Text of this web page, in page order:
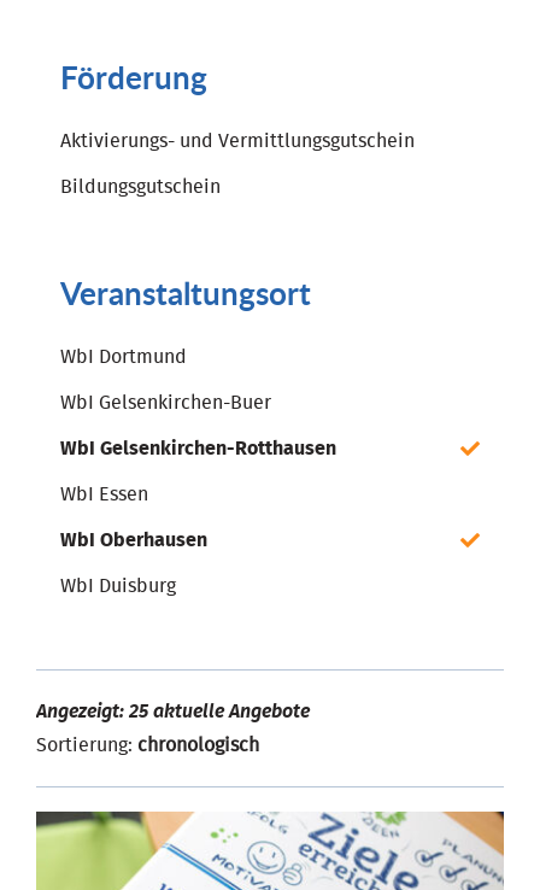
Förderung
Aktivierungs- und Vermittlungsgutschein
Bildungsgutschein
Veranstaltungsort
WbI Dortmund
WbI Gelsenkirchen-Buer
WbI Gelsenkirchen-Rotthausen
WbI Essen
WbI Oberhausen
WbI Duisburg
Angezeigt: 25 aktuelle Angebote
Sortierung: chronologisch